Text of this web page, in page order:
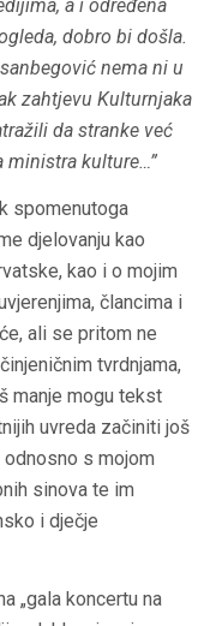
a i određena
dobro bi došla.
nema ni u
zahtjevu Kulturnjaka
da stranke već
ministra kulture…”
spomenutoga
djelovanju kao
kao i o mojim
člancima i
ali se pritom ne
tvrdnjama,
manje mogu tekst
uvreda začiniti još
s mojom
sinova te im
i dječje
„gala koncertu na